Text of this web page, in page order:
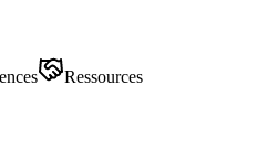
Ressources